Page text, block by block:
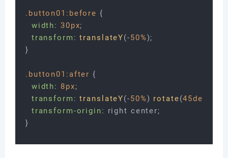
.button01 :before {
width: 30px;
transform : translateY(-50%);
}
.button01 :after {
width: 8px;
transform : translateY(-50%) rotate(45deg
transform-origin: right center;